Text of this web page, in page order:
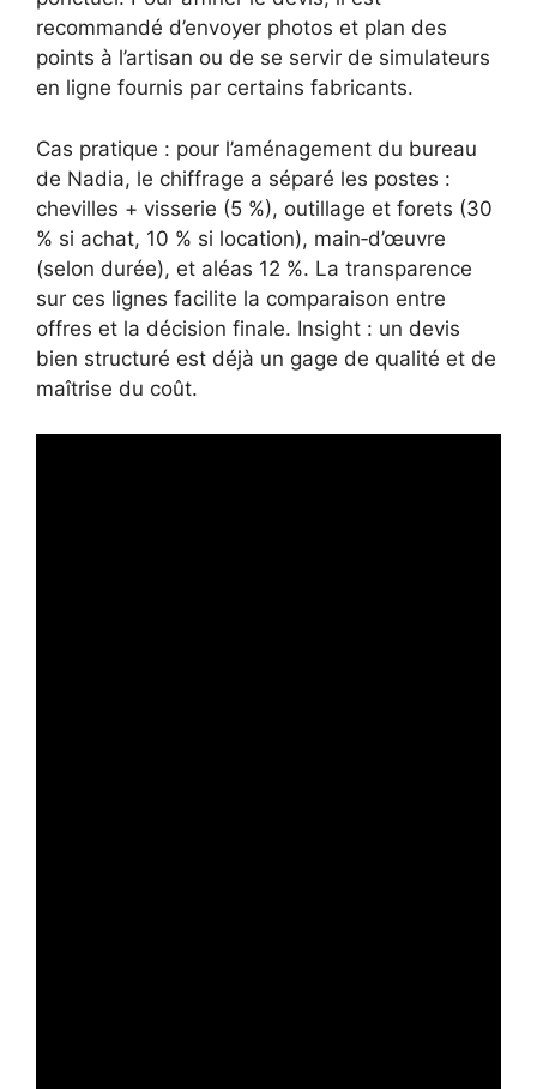
recommandé d’envoyer photos et plan des
points à l’artisan ou de se servir de simulateurs
en ligne fournis par certains fabricants.
Cas pratique : pour l’aménagement du bureau
de Nadia, le chiffrage a séparé les postes :
chevilles + visserie (5 %), outillage et forets (30
% si achat, 10 % si location), main‑d’œuvre
(selon durée), et aléas 12 %. La transparence
sur ces lignes facilite la comparaison entre
offres et la décision finale. Insight : un devis
bien structuré est déjà un gage de qualité et de
maîtrise du coût.